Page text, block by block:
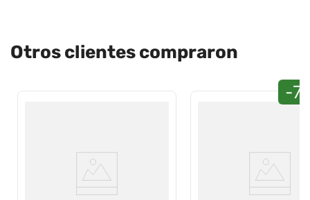
Otros clientes compraron
-